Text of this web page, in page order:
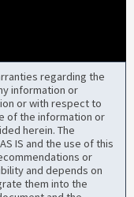
regarding the
information or
or with respect to
of the information or
herein. The
IS and the use of this
or
and depends on
them into the